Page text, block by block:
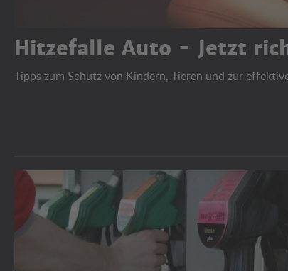
Hitzefalle Auto - Jetzt
Tipps zum Schutz von Kindern, Tieren und zur